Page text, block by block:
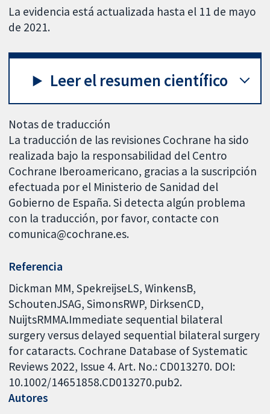
La evidencia está actualizada hasta el 11 de mayo
de 2021.
Leer el resumen científico
Notas de traducción
La traducción de las revisiones Cochrane ha sido
realizada bajo la responsabilidad del Centro
Cochrane Iberoamericano, gracias a la suscripción
efectuada por el Ministerio de Sanidad del
Gobierno de España. Si detecta algún problema
con la traducción, por favor, contacte con
comunica@cochrane.es.
Referencia
Dickman MM, SpekreijseLS, WinkensB,
SchoutenJSAG, SimonsRWP, DirksenCD,
NuijtsRMMA.Immediate sequential bilateral
surgery versus delayed sequential bilateral surgery
for cataracts. Cochrane Database of Systematic
Reviews 2022, Issue 4. Art. No.: CD013270. DOI:
10.1002/14651858.CD013270.pub2.
Autores